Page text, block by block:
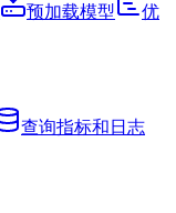
预加载模型
优
查询指标和日志